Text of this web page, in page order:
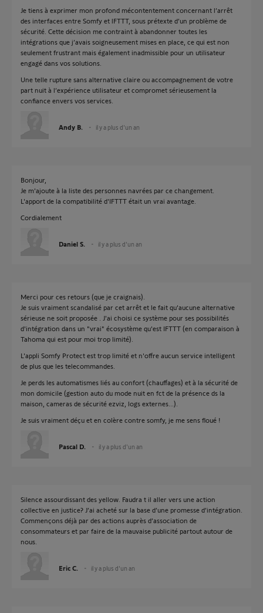
Je tiens à exprimer mon profond mécontentement concernant l’arrêt
des interfaces entre Somfy et lFTTT, sous prétexte d’un problème de
sécurité. Cette décision me contraint à abandonner toutes les
intégrations que j’avais soigneusement mises en place, ce qui est non
seulement frustrant mais également inadmissible pour un utilisateur
engagé dans vos solutions.
Une telle rupture sans alternative claire ou accompagnement de votre
part nuit à l’expérience utilisateur et compromet sérieusement la
confiance envers vos services.
Andy B. il y a plus d'un an
Bonjour,
Je m'ajoute à la liste des personnes navrées par ce changement.
L'apport de la compatibilité d'IFTTT était un vrai avantage.
Cordialement
Daniel S. il y a plus d'un an
Merci pour ces retours (que je craignais).
Je suis vraiment scandalisé par cet arrêt et le fait qu'aucune alternative
sérieuse ne soit proposée . J'ai choisi ce système pour ses possibilités
d'intégration dans un "vrai" écosystème qu'est IFTTT (en comparaison à
Tahoma qui est pour moi trop limité).
L'appli Somfy Protect est trop limité et n'offre aucun service intelligent
de plus que les telecommandes.
Je perds les automatismes liés au confort (chauffages) et à la sécurité de
mon domicile (gestion auto du mode nuit en fct de la présence ds la
maison, cameras de sécurité ezviz, logs externes...).
Je suis vraiment déçu et en colère contre somfy, je me sens floué !
Pascal D. il y a plus d'un an
Silence assourdissant des yellow. Faudra t il aller vers une action
collective en justice? J’ai acheté sur la base d’une promesse d’intégration.
Commençons déjà par des actions auprès d’association de
consommateurs et par faire de la mauvaise publicité partout autour de
nous.
Eric C. il y a plus d'un an